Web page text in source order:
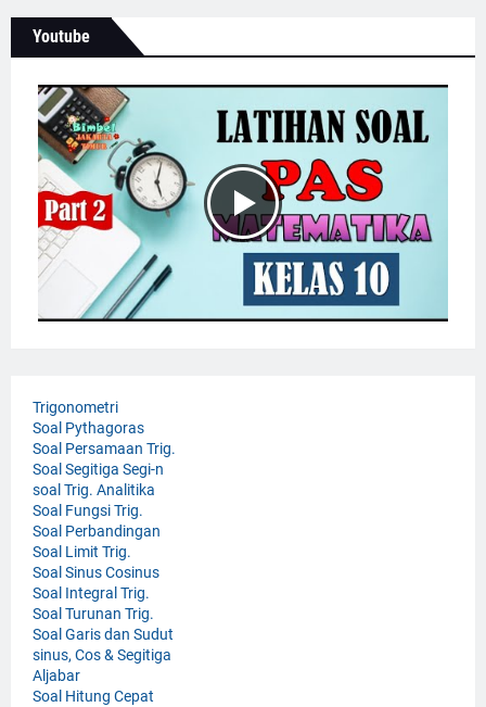
Youtube
Trigonometri
Soal Pythagoras
Soal Persamaan Trig.
Soal Segitiga Segi-n
soal Trig. Analitika
Soal Fungsi Trig.
Soal Perbandingan
Soal Limit Trig.
Soal Sinus Cosinus
Soal Integral Trig.
Soal Turunan Trig.
Soal Garis dan Sudut
sinus, Cos & Segitiga
Aljabar
Soal Hitung Cepat